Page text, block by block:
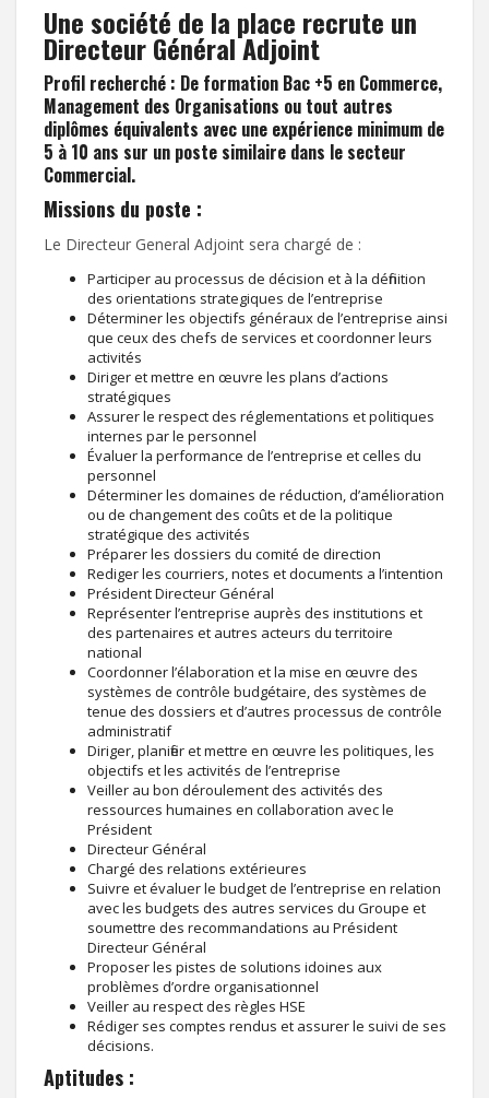
Une société de la place recrute un
Directeur Général Adjoint
Profil recherché : De formation Bac +5 en Commerce,
Management des Organisations ou tout autres
diplômes équivalents avec une expérience minimum de
5 à 10 ans sur un poste similaire dans le secteur
Commercial.
Missions du poste :
Le Directeur General Adjoint sera chargé de :
Participer au processus de décision et à la définition
des orientations strategiques de l’entreprise
Déterminer les objectifs généraux de l’entreprise ainsi
que ceux des chefs de services et coordonner leurs
activités
Diriger et mettre en œuvre les plans d’actions
stratégiques
Assurer le respect des réglementations et politiques
internes par le personnel
Évaluer la performance de l’entreprise et celles du
personnel
Déterminer les domaines de réduction, d’amélioration
ou de changement des coûts et de la politique
stratégique des activités
Préparer les dossiers du comité de direction
Rediger les courriers, notes et documents a l’intention
Président Directeur Général
Représenter l’entreprise auprès des institutions et
des partenaires et autres acteurs du territoire
national
Coordonner l’élaboration et la mise en œuvre des
systèmes de contrôle budgétaire, des systèmes de
tenue des dossiers et d’autres processus de contrôle
administratif
Diriger, planifier et mettre en œuvre les politiques, les
objectifs et les activités de l’entreprise
Veiller au bon déroulement des activités des
ressources humaines en collaboration avec le
Président
Directeur Général
Chargé des relations extérieures
Suivre et évaluer le budget de l’entreprise en relation
avec les budgets des autres services du Groupe et
soumettre des recommandations au Président
Directeur Général
Proposer les pistes de solutions idoines aux
problèmes d’ordre organisationnel
Veiller au respect des règles HSE
Rédiger ses comptes rendus et assurer le suivi de ses
décisions.
Aptitudes :